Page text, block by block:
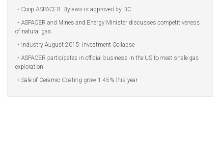
Coop ASPACER: Bylaws is approved by BC
ASPACER and Mines and Energy Minister discusses competitiveness
of natural gas
Industry August 2015: Investment Collapse
ASPACER participates in official business in the US to meet shale gas
exploration
Sale of Ceramic Coating grow 1.45% this year